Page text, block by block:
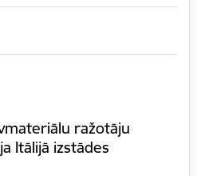
ražotāju
Itālijā izstādes